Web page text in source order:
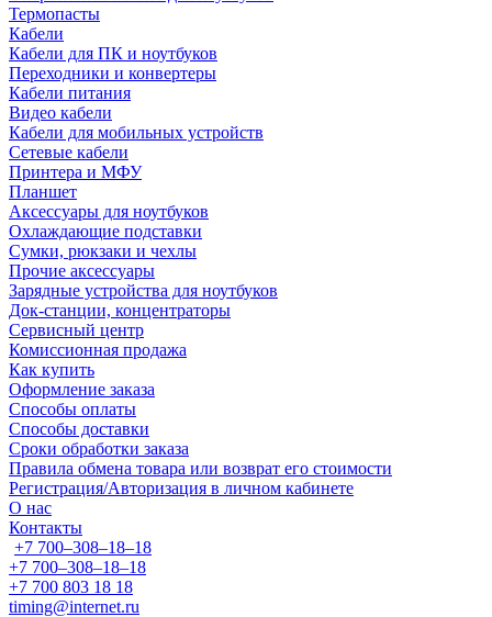
Термопасты
Кабели
Кабели для ПК и ноутбуков
Переходники и конвертеры
Кабели питания
Видео кабели
Кабели для мобильных устройств
Сетевые кабели
Принтера и МФУ
Планшет
Аксессуары для ноутбуков
Охлаждающие подставки
Сумки, рюкзаки и чехлы
Прочие аксессуары
Зарядные устройства для ноутбуков
Док-станции, концентраторы
Сервисный центр
Комиссионная продажа
Как купить
Оформление заказа
Способы оплаты
Способы доставки
Сроки обработки заказа
Правила обмена товара или возврат его стоимости
Регистрация/Авторизация в личном кабинете
О нас
Контакты
+7 700‒308‒18‒18
+7 700‒308‒18‒18
+7 700 803 18 18
timing@internet.ru